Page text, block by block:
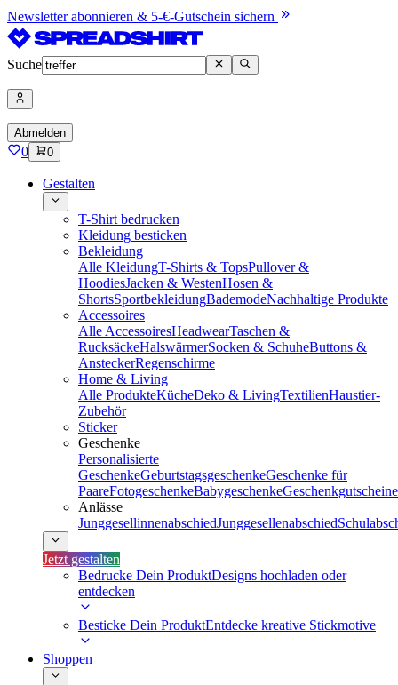
Newsletter abonnieren & 5-€-Gutschein sichern
Suche
Abmelden
0 0
Gestalten
T-Shirt bedrucken
Kleidung besticken
Bekleidung
Alle KleidungT-Shirts & TopsPullover &
HoodiesJacken & WestenHosen &
ShortsSportbekleidungBademodeNachhaltige Produkte
Accessoires
Alle AccessoiresHeadwearTaschen &
RucksäckeHalswärmerSocken & SchuheButtons &
AnsteckerRegenschirme
Home & Living
Alle ProdukteKücheDeko & LivingTextilienHaustier-
Zubehör
Sticker
Geschenke
Personalisierte
GeschenkeGeburtstagsgeschenkeGeschenke für
PaareFotogeschenkeBabygeschenkeGeschenkgutscheine
Anlässe
JunggesellinnenabschiedJunggesellenabschied
Jetzt gestalten
Bedrucke Dein ProduktDesigns hochladen oder
entdecken
Besticke Dein ProduktEntdecke kreative Stickmotive
Shoppen